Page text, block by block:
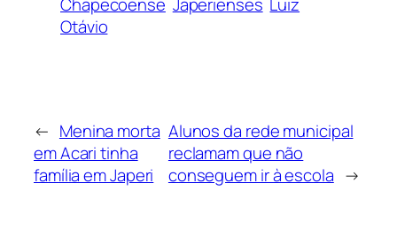
Chapecoense Japerienses Luiz
Otávio
← Menina morta
em Acari tinha
família em Japeri
Alunos da rede municipal
reclamam que não
conseguem ir à escola →